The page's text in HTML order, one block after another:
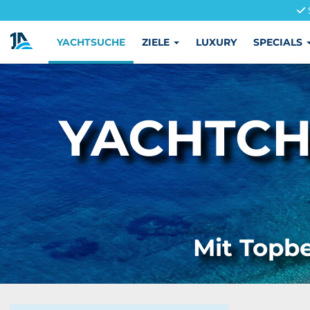
YACHTSUCHE ZIELE LUXURY SPECIALS
Mit